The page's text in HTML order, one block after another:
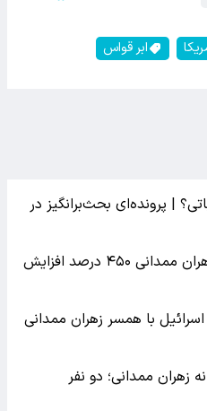
ابر قواس
| پرونده‌ای بحث‌برانگیز در
پست‌های ضد اسلامی علیه زهران ممدانی ۴۵۰ درصد افزایش
با همسر زهران ممدانی
ممدانی؛ دو نفر